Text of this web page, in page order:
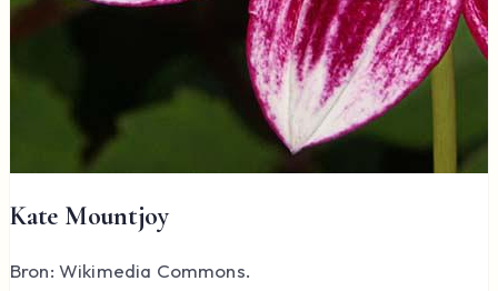
Kate Mountjoy
Bron: Wikimedia Commons.